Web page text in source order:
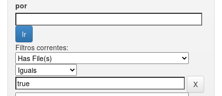
por
Filtros correntes: